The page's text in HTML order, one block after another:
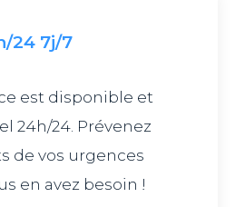
24 7j/7
est disponible et
24h/24. Prévenez
de vos urgences
en avez besoin !